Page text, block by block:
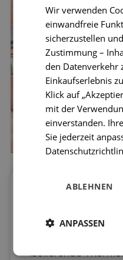
Frisches Essen
ist der ideale
isolierende
Wir verwenden
einwandfreie
sicherzustellen
Zustimmung –
den Datenverkehr
Einkaufserlebnis
Klick auf
mit der
einverstanden.
Sie jederzeit
ABLEHNEN
ANPASSEN